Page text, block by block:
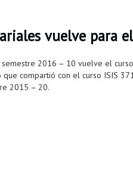
vuelve para
2016 – 10 vuelve el
que compartió con el curso ISIS
2015 – 20.